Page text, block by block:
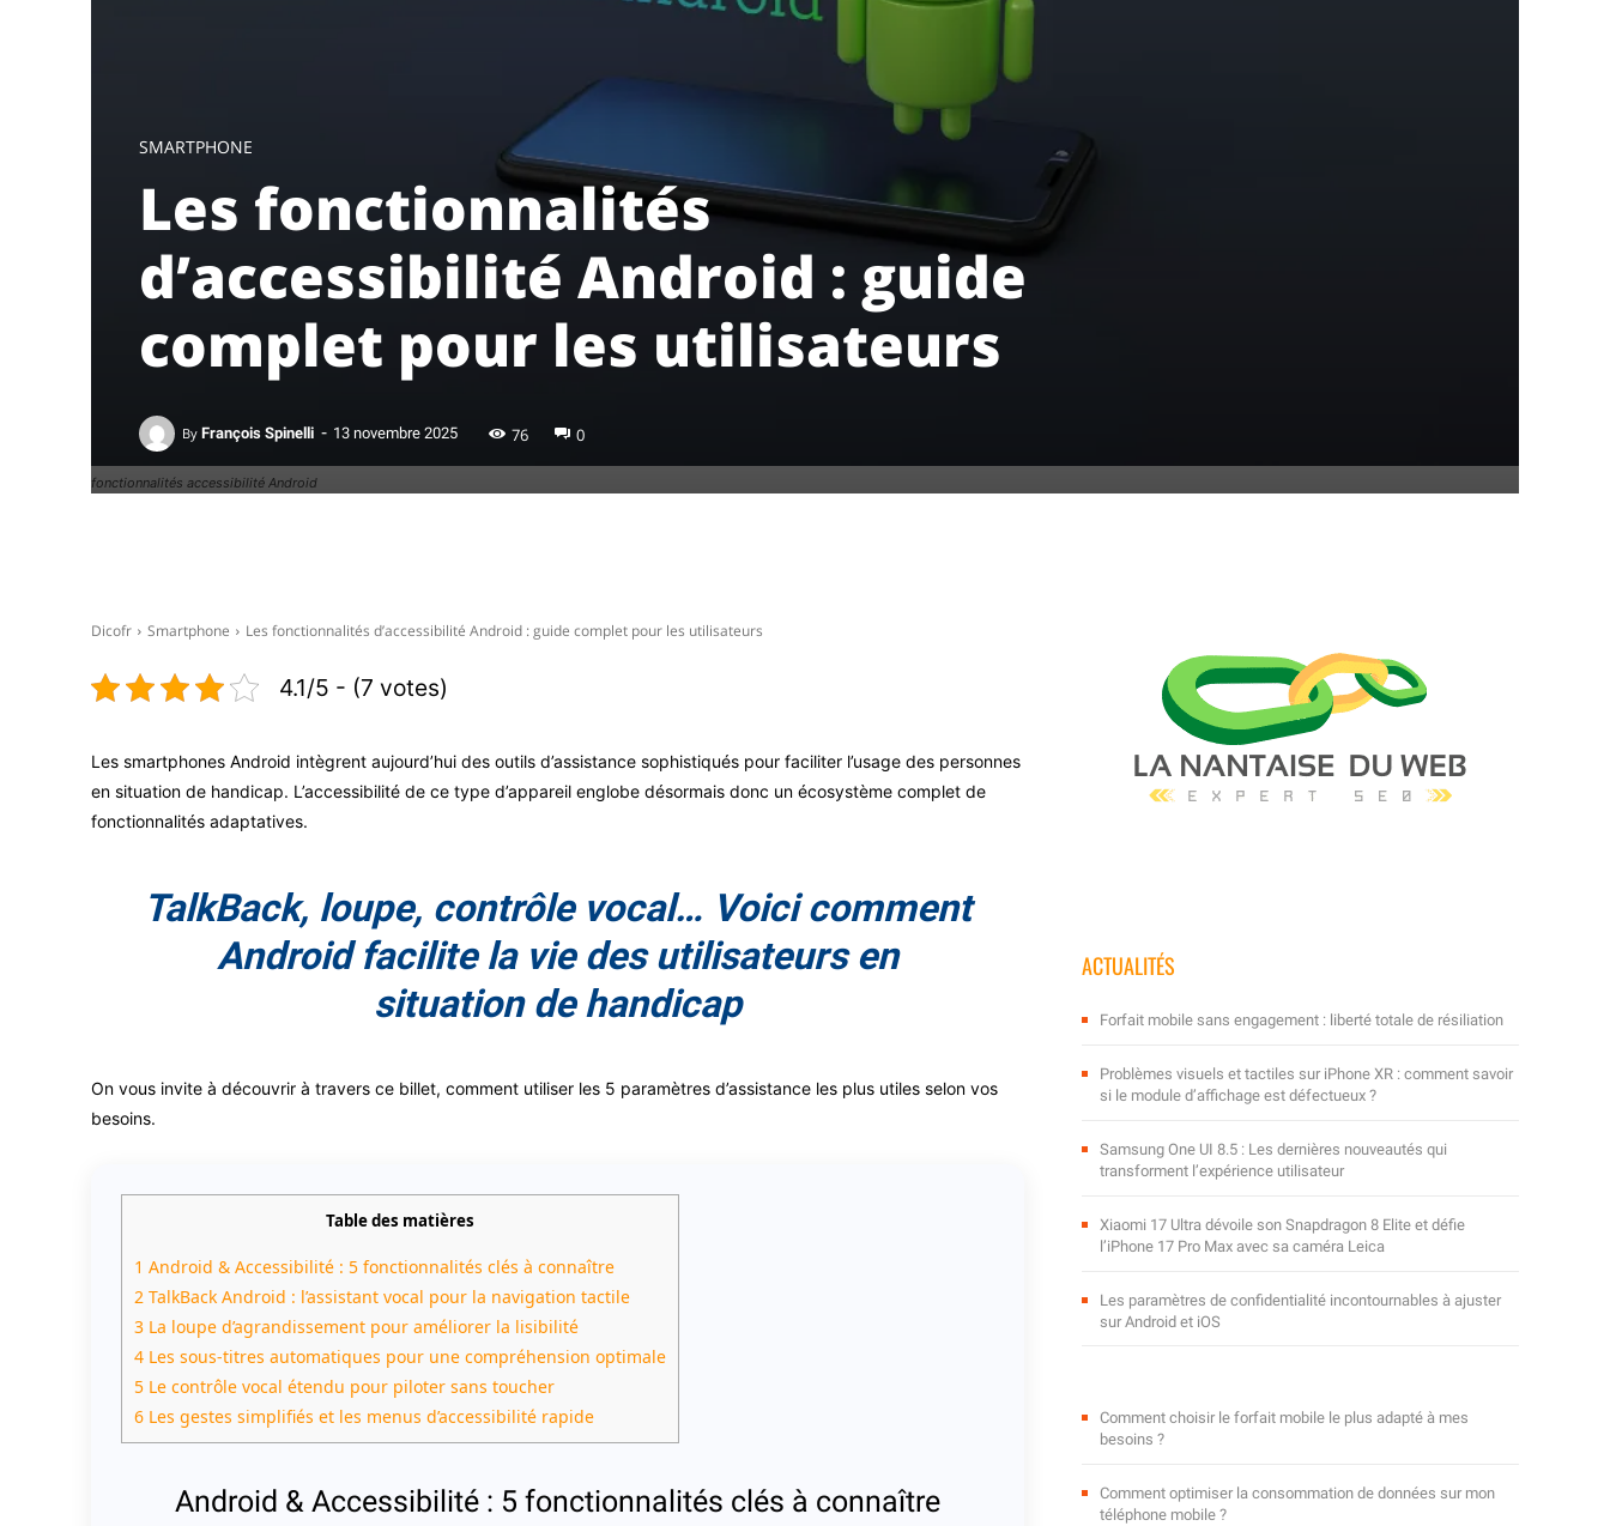
fonctionnalités accessibilité Android
SMARTPHONE
Les fonctionnalités
d’accessibilité Android : guide
complet pour les utilisateurs
By François Spinelli - 13 novembre 2025 76 0
Dicofr Smartphone Les fonctionnalités d’accessibilité Android : guide complet pour les utilisateurs
4.1/5 - (7 votes)
Les smartphones Android intègrent aujourd’hui des outils d’assistance sophistiqués pour faciliter l’usage des personnes
en situation de handicap. L’accessibilité de ce type d’appareil englobe désormais donc un écosystème complet de
fonctionnalités adaptatives.
TalkBack, loupe, contrôle vocal… Voici comment
Android facilite la vie des utilisateurs en
situation de handicap
On vous invite à découvrir à travers ce billet, comment utiliser les 5 paramètres d’assistance les plus utiles selon vos
besoins.
Table des matières
1 Android & Accessibilité : 5 fonctionnalités clés à connaître
2 TalkBack Android : l’assistant vocal pour la navigation tactile
3 La loupe d’agrandissement pour améliorer la lisibilité
4 Les sous-titres automatiques pour une compréhension optimale
5 Le contrôle vocal étendu pour piloter sans toucher
6 Les gestes simplifiés et les menus d’accessibilité rapide
Android & Accessibilité : 5 fonctionnalités clés à connaître
ACTUALITÉS
Forfait mobile sans engagement : liberté totale de résiliation
Problèmes visuels et tactiles sur iPhone XR : comment savoir
si le module d’affichage est défectueux ?
Samsung One UI 8.5 : Les dernières nouveautés qui
transforment l’expérience utilisateur
Xiaomi 17 Ultra dévoile son Snapdragon 8 Elite et défie
l’iPhone 17 Pro Max avec sa caméra Leica
Les paramètres de confidentialité incontournables à ajuster
sur Android et iOS
Comment choisir le forfait mobile le plus adapté à mes
besoins ?
Comment optimiser la consommation de données sur mon
téléphone mobile ?